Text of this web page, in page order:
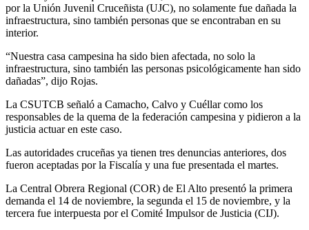
por la Unión Juvenil Cruceñista (UJC), no solamente fue dañada la
infraestructura, sino también personas que se encontraban en su
interior.
“Nuestra casa campesina ha sido bien afectada, no solo la
infraestructura, sino también las personas psicológicamente han sido
dañadas”, dijo Rojas.
La CSUTCB señaló a Camacho, Calvo y Cuéllar como los
responsables de la quema de la federación campesina y pidieron a la
justicia actuar en este caso.
Las autoridades cruceñas ya tienen tres denuncias anteriores, dos
fueron aceptadas por la Fiscalía y una fue presentada el martes.
La Central Obrera Regional (COR) de El Alto presentó la primera
demanda el 14 de noviembre, la segunda el 15 de noviembre, y la
tercera fue interpuesta por el Comité Impulsor de Justicia (CIJ).